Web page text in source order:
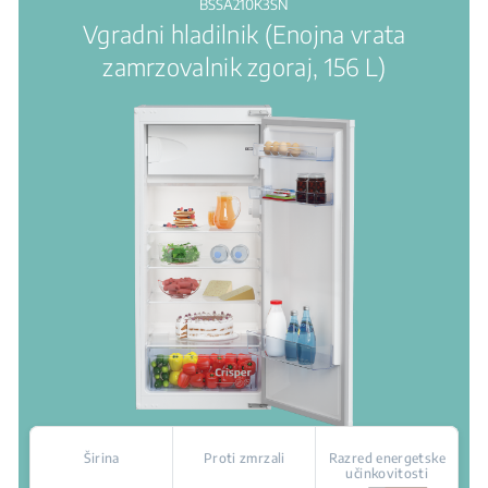
BSSA210K3SN
Vgradni hladilnik (Enojna vrata
zamrzovalnik zgoraj, 156 L)
Širina Proti zmrzali
Razred energetske
učinkovitosti